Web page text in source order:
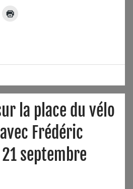
la place du vélo
Frédéric
septembre